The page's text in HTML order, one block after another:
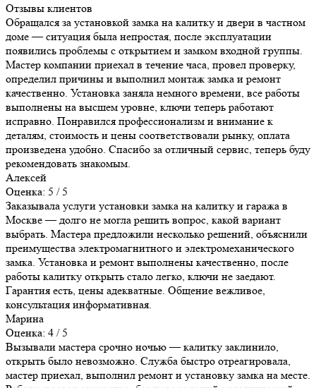
Отзывы клиентов
Обращался за установкой замка на калитку и двери в частном
доме — ситуация была непростая, после эксплуатации
появились проблемы с открытием и замком входной группы.
Мастер компании приехал в течение часа, провел проверку,
определил причины и выполнил монтаж замка и ремонт
качественно. Установка заняла немного времени, все работы
выполнены на высшем уровне, ключи теперь работают
исправно. Понравился профессионализм и внимание к
деталям, стоимость и цены соответствовали рынку, оплата
произведена удобно. Спасибо за отличный сервис, теперь буду
рекомендовать знакомым.
Алексей
Оценка: 5 / 5
Заказывала услуги установки замка на калитку и гаража в
Москве — долго не могла решить вопрос, какой вариант
выбрать. Мастера предложили несколько решений, объяснили
преимущества электромагнитного и электромеханического
замка. Установка и ремонт выполнены качественно, после
работы калитку открыть стало легко, ключи не заедают.
Гарантия есть, цены адекватные. Общение вежливое,
консультация информативная.
Марина
Оценка: 4 / 5
Вызывали мастера срочно ночью — калитку заклинило,
открыть было невозможно. Служба быстро отреагировала,
мастер приехал, выполнил ремонт и установку замка на месте.